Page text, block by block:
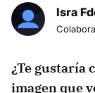
Isra
¿Te gustaría
imagen que